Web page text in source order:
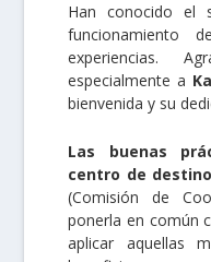
Han conocido el
funcionamiento
experiencias.
especialmente a
bienvenida y su
Las buenas
centro de
(Comisión de
ponerla en común
aplicar aquellas